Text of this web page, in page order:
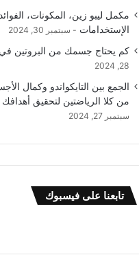
مكمل ليبو زين، المكونات،
الإستخدامات
سبتمبر 30, 2024
كم يحتاج جسمك من البروتين في
28, 2024
الجمع بين التايكواندو وكمال
من كلا الرياضتين لتحقيق أهدافك
سبتمبر 27, 2024
تابعنا على فيسبوك